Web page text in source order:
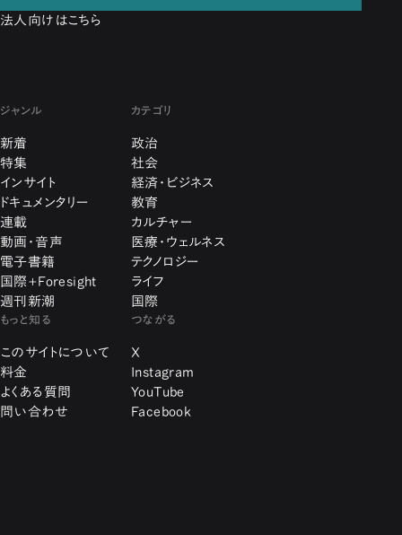
法人向けはこちら
ジャンル
新着
特集
インサイト
ドキュメンタリー
連載
動画・音声
電子書籍
国際+Foresight
週刊新潮
カテゴリ
政治
社会
経済・ビジネス
教育
カルチャー
医療・ウェルネス
テクノロジー
ライフ
国際
もっと知る
このサイトについて
料金
よくある質問
問い合わせ
つながる
X
Instagram
YouTube
Facebook